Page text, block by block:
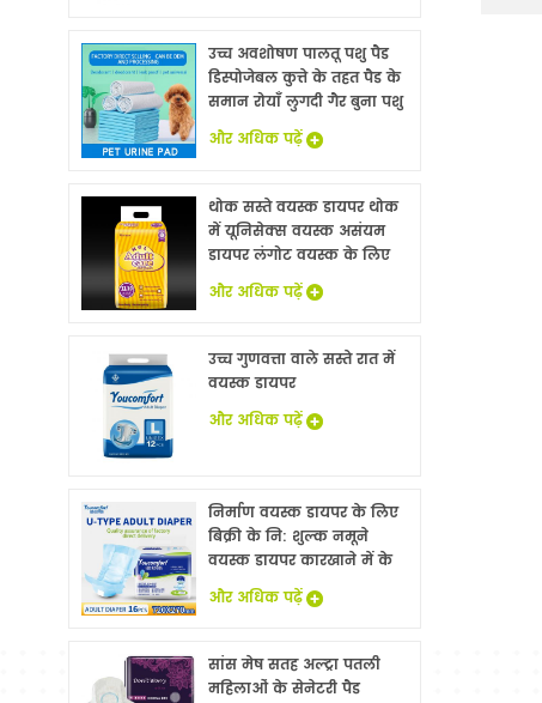
उच्च अवशोषण पालतू पशु पैड
डिस्पोजेबल कुत्ते के तहत पैड के
समान रोयाँ लुगदी गैर बुना पशु
बिस्तर चादरों थोक
और अधिक पढ़ें
थोक सस्ते वयस्क डायपर थोक
में यूनिसेक्स वयस्क असंयम
डायपर लंगोट वयस्क के लिए
नि: शुल्क नमूने
और अधिक पढ़ें
उच्च गुणवत्ता वाले सस्ते रात में
वयस्क डायपर
और अधिक पढ़ें
निर्माण वयस्क डायपर के लिए
बिक्री के नि: शुल्क नमूने
वयस्क डायपर कारखाने में के
साथ China
और अधिक पढ़ें
सांस मेष सतह अल्ट्रा पतली
महिलाओं के सेनेटरी पैड